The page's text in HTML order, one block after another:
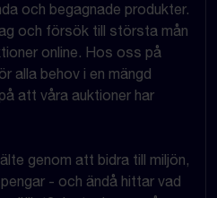
och begagnade produkter.
och försök till största mån
online. Hos oss på
alla behov i en mängd
att våra auktioner har
genom att bidra till miljön,
- och ändå hittar vad